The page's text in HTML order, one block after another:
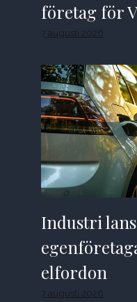
företag för
7 augusti 2026
Industri
elfordon
7 augusti 2026